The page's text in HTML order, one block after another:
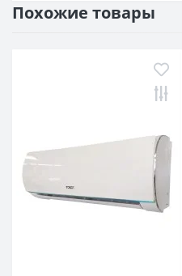
Похожие товары